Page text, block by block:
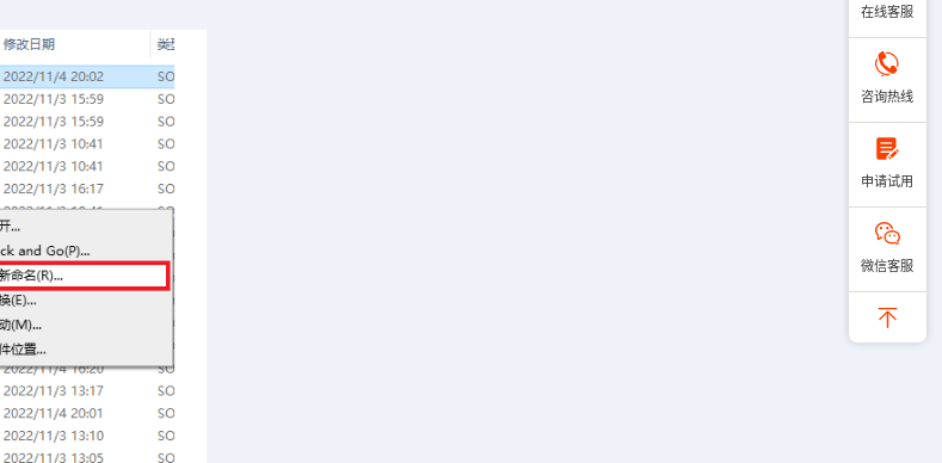
在线客服
咨询热线
申请试用
微信客服